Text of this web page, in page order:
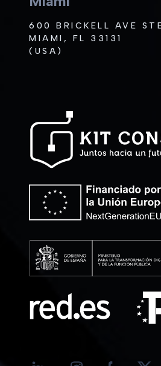
600 BRICKELL AVE
MIAMI, FL 33131
(USA)